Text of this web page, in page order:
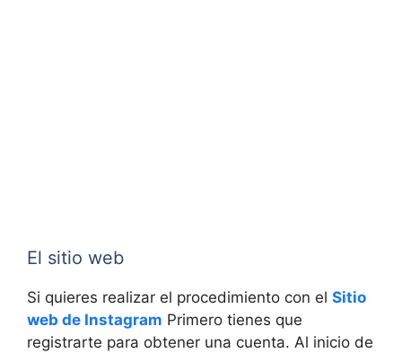
El sitio web
Si quieres realizar el procedimiento con el Sitio
web de Instagram Primero tienes que
registrarte para obtener una cuenta. Al inicio de